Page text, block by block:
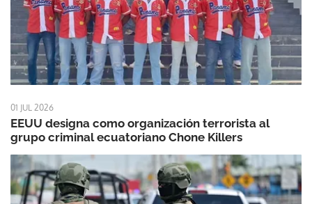
01 JUL 2026
EEUU designa como organización terrorista al
grupo criminal ecuatoriano Chone Killers